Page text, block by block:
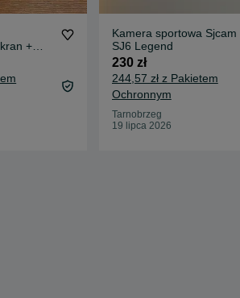
+
Kamera sportowa Sjcam
SJ6 Legend
230 zł
244,57 zł z Pakietem
Ochronnym
Tarnobrzeg
19 lipca 2026